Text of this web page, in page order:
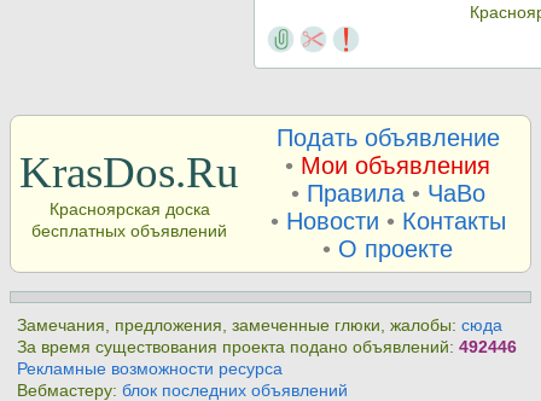
KrasDos.Ru
Красноярская доска
бесплатных объявлений
Подать объявление
• Мои объявления
• Правила• ЧаВо
• Новости • Контакты
• О проекте
Замечания, предложения, замеченные глюки, жалобы:сюда
За время существования проекта подано объявлений:492446
Рекламные возможности ресурса
Вебмастеру:блок последних объявлений